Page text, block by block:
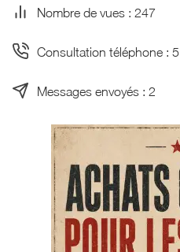
Nombre de vues : 247
Consultation téléphone : 5
Messages envoyés : 2